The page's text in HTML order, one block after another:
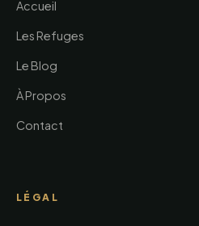
Accueil
Les Refuges
Le Blog
À Propos
Contact
LÉGAL